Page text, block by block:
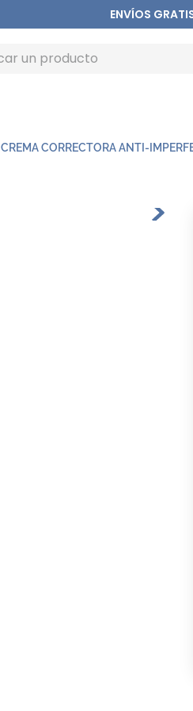
ENVÍOS
CREMA CORRECTORA ANTI-